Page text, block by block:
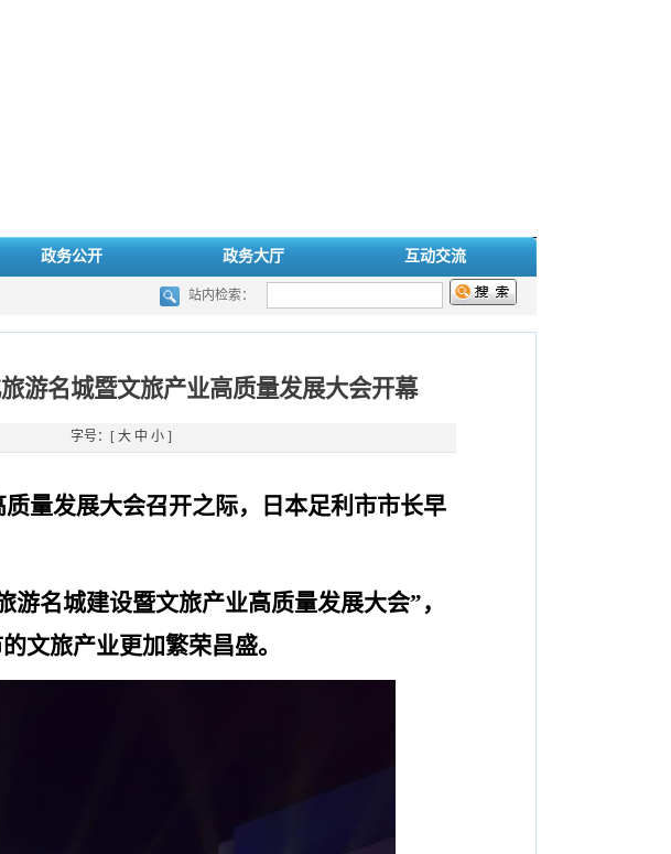
政务公开 政务大厅 互动交流
站内检索：
游名城暨文旅产业高质量发展大会开幕
字号：[ 大 中 小 ]
量发展大会召开之际，
日本足利市市长早
游名城建设暨文旅产业高质量发展大会”，
文旅产业更加繁荣昌盛。